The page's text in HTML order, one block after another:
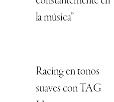
la música”
Racing en tonos
suaves con TAG